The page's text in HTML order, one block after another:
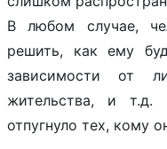
В любом случае,
решить, как ему
зависимости от
жительства, и
отпугнуло тех, кому